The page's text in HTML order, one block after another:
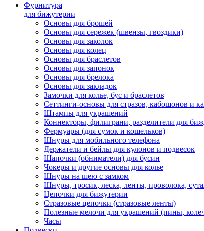
Фурнитура
для бижутерии
Основы для брошей
Основы для сережек (швензы, гвоздики)
Основы для заколок
Основы для колец
Основы для браслетов
Основы для запонок
Основы для брелока
Основы для закладок
Замочки для колье, бус и браслетов
Сеттинги-основы для стразов, кабошонов и
Штампы для украшений
Коннекторы, филиграни, разделители для
Фермуары (для сумок и кошельков)
Шнуры для мобильного телефона
Держатели и бейлы для кулонов и подвесок
Шапочки (обниматели) для бусин
Чокеры и другие основы для колье
Шнуры на шею с замком
Шнуры, тросик, леска, ленты, проволока,
Цепочки для бижутерии
Стразовые цепочки (стразовые ленты)
Полезные мелочи для украшений (пины,
Часы